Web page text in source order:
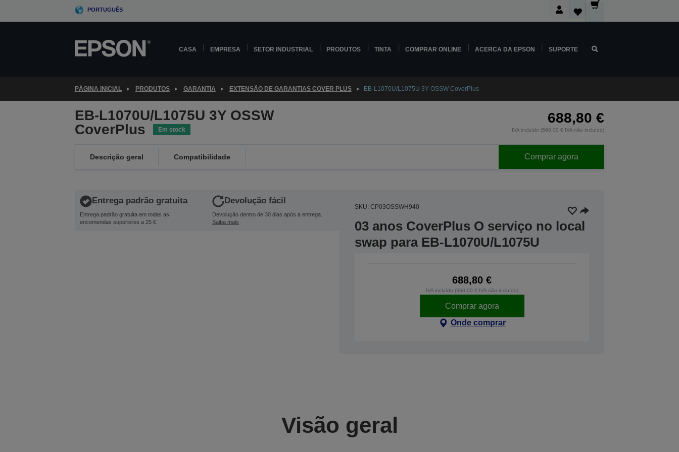
PORTUGUÊS
CASA EMPRESA SETOR INDUSTRIAL PRODUTOS TINTA COMPRAR ONLINE ACERCA DA EPSON SUPORTE
PÁGINA INICIAL PRODUTOS GARANTIA EXTENSÃO DE GARANTIAS COVER PLUS EB-L1070U/L1075U 3Y OSSW CoverPlus
EB-L1070U/L1075U 3Y OSSW
CoverPlus
Em stock
688,80 €
IVA incluído (560,00 € IVA não incluído)
Descrição geral Compatibilidade Comprar agora
Entrega padrão gratuita
Entrega padrão gratuita em todas as
encomendas superiores a 25 €
Devolução fácil
Devolução dentro de 30 dias após a entrega.
Saiba mais
SKU: CP03OSSWH940
03 anos CoverPlus O serviço no local
swap para EB-L1070U/L1075U
688,80 €
IVA incluído (560,00 € IVA não incluído)
Comprar agora
Onde comprar
Visão geral